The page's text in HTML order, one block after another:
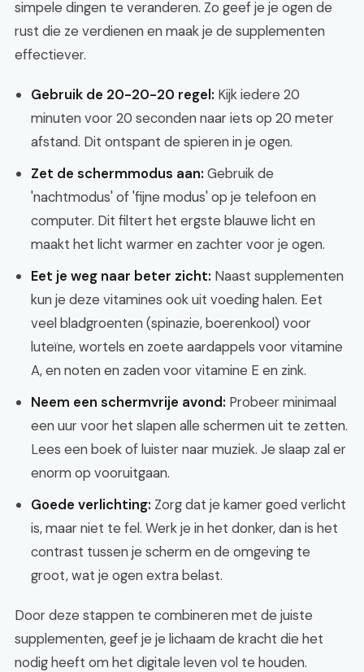
simpele dingen te veranderen. Zo geef je je ogen de
rust die ze verdienen en maak je de supplementen
effectiever.
Gebruik de 20-20-20 regel: Kijk iedere 20
minuten voor 20 seconden naar iets op 20 meter
afstand. Dit ontspant de spieren in je ogen.
Zet de schermmodus aan: Gebruik de
'nachtmodus' of 'fijne modus' op je telefoon en
computer. Dit filtert het ergste blauwe licht en
maakt het licht warmer en zachter voor je ogen.
Eet je weg naar beter zicht: Naast supplementen
kun je deze vitamines ook uit voeding halen. Eet
veel bladgroenten (spinazie, boerenkool) voor
luteïne, wortels en zoete aardappels voor vitamine
A, en noten en zaden voor vitamine E en zink.
Neem een schermvrije avond: Probeer minimaal
een uur voor het slapen alle schermen uit te zetten.
Lees een boek of luister naar muziek. Je slaap zal er
enorm op vooruitgaan.
Goede verlichting: Zorg dat je kamer goed verlicht
is, maar niet te fel. Werk je in het donker, dan is het
contrast tussen je scherm en de omgeving te
groot, wat je ogen extra belast.
Door deze stappen te combineren met de juiste
supplementen, geef je je lichaam de kracht die het
nodig heeft om het digitale leven vol te houden.